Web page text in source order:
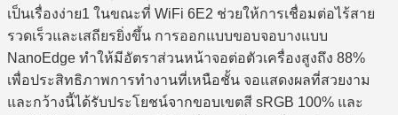
เป็นเรื่องง่าย1 ในขณะที่ WiFi 6E2 ช่วยให้การเชื่อมต่อไร้สาย
รวดเร็วและเสถียรยิ่งขึ้น การออกแบบขอบจอบางแบบ
NanoEdge ทำให้มีอัตราส่วนหน้าจอต่อตัวเครื่องสูงถึง 88%
เพื่อประสิทธิภาพการทำงานที่เหนือชั้น จอแสดงผลที่สวยงาม
และกว้างนี้ได้รับประโยชน์จากขอบเขตสี sRGB 100% และ